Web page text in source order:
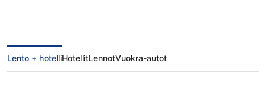
Lento + hotelliHotellitLennotVuokra-autot